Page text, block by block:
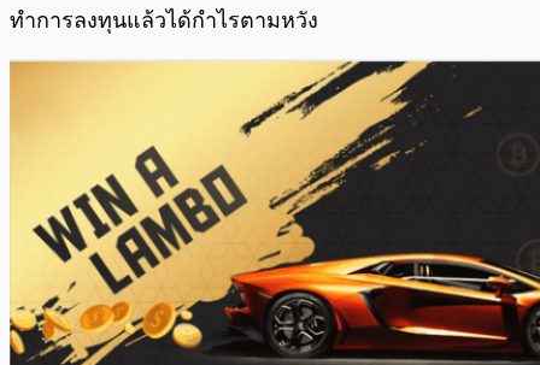
ทำการลงทุนแล้วได้กำไรตามหวัง